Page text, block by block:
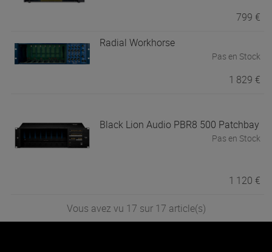
799 €
RadialWorkhorse
Pas en Stock
1 829 €
Black Lion Audio PBR8 500 Patchbay
Pas en Stock
1 120 €
Vous avez vu 17 sur 17 article(s)